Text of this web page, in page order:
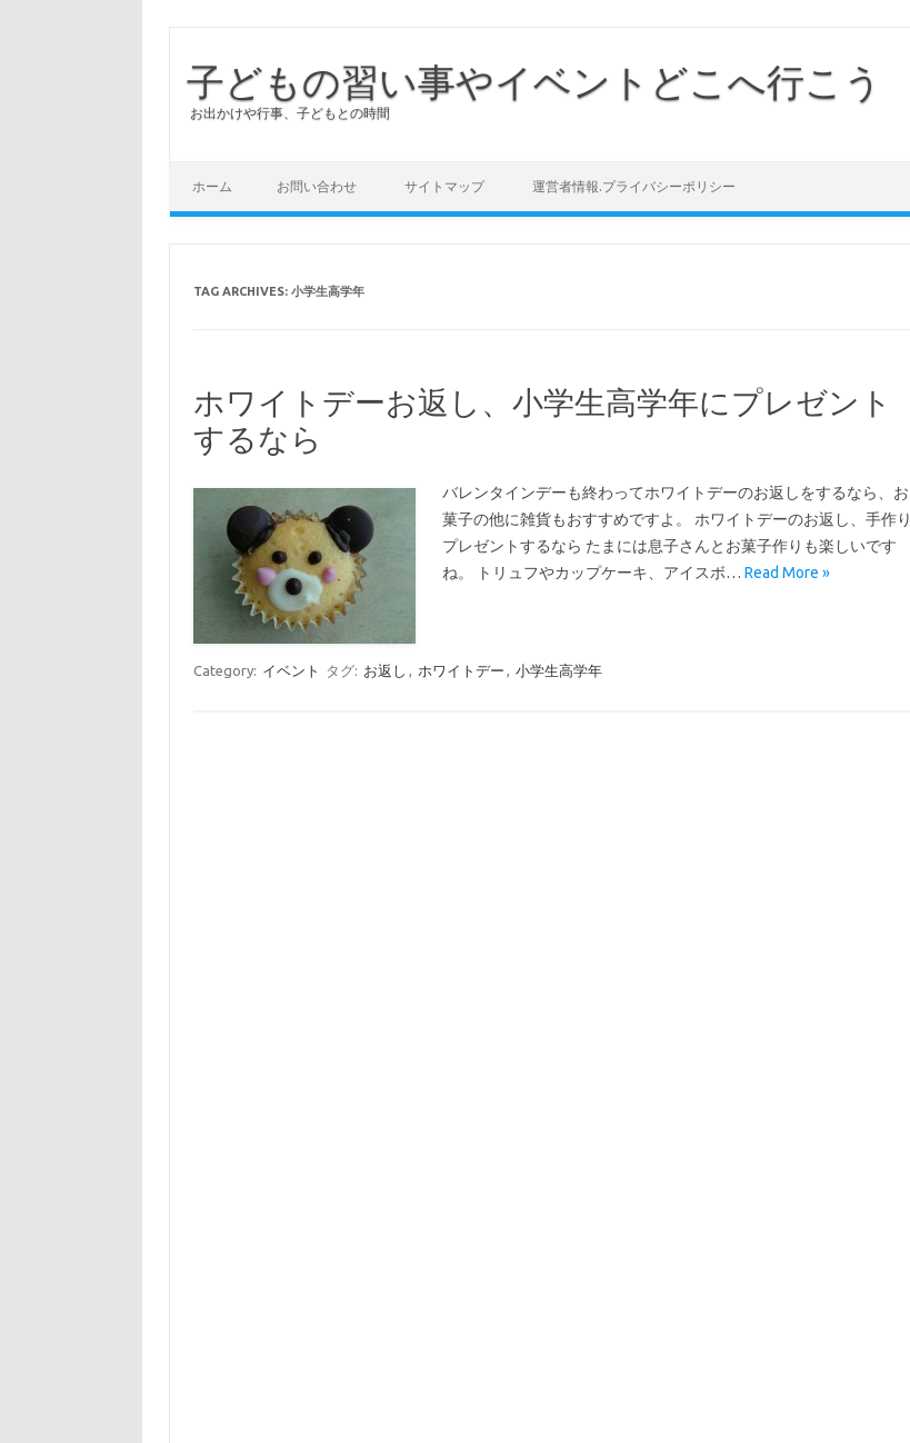
子どもの習い事やイベントどこへ行こう
お出かけや行事、子どもとの時間
ホーム お問い合わせ サイトマップ 運営者情報.プライバシーポリシー
TAG ARCHIVES: 小学生高学年
ホワイトデーお返し、小学生高学年にプレゼント
するなら
バレンタインデーも終わってホワイトデーのお返しをするなら、お
菓子の他に雑貨もおすすめですよ。 ホワイトデーのお返し、手作り
プレゼントするなら たまには息子さんとお菓子作りも楽しいです
ね。 トリュフやカップケーキ、アイスボ… Read More »
Category: イベント タグ: お返し , ホワイトデー , 小学生高学年